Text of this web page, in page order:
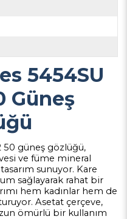
5454SU
Güneş
50 güneş gözlüğü,
ve füme mineral
sunuyor. Kare
sağlayarak rahat bir
hem kadınlar hem de
Asetat çerçeve,
ömürlü bir kullanım